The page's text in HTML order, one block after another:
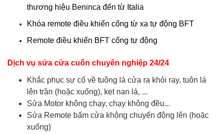
thương hiệu Beninca đến từ Italia
Khóa remote điều khiển cổng từ xa tự động BFT
Remote điều khiển BFT cổng tự động
Dịch vụ sửa cửa cuốn chuyên nghiệp 24/24
Khắc phục sự cố về tuông lá cửa ra khỏi ray, tuôn lá
lên trần (hoặc xuống), kẹt nan lá, ...
Sửa Motor không chạy, chạy không đều...
Sửa Remote bấm cửa không chuyển động lên (hoặc
xuống)